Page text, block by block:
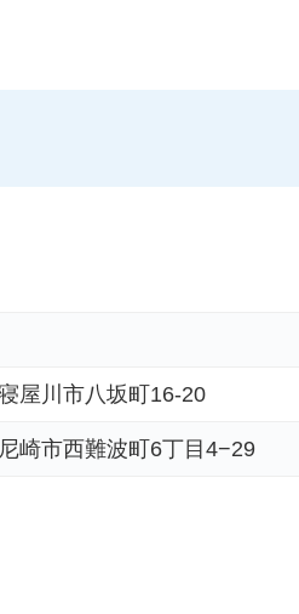
屋川市八坂町16-20
崎市西難波町6丁目4−29